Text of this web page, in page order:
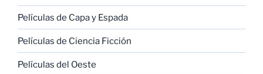
Películas de Capa y Espada
Películas de Ciencia Ficción
Películas del Oeste